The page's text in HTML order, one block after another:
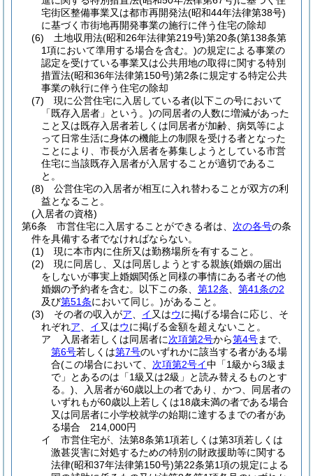
宅街区整備事業又は都市再開発法(昭和44年法律第38号)
に基づく市街地再開発事業の施行に伴う住宅の除却
(6)
土地収用法(昭和26年法律第219号)第20条(第138条第
1項において準用する場合を含む。)の規定による事業の
認定を受けている事業又は公共用地の取得に関する特別
措置法(昭和36年法律第150号)第2条に規定する特定公共
事業の執行に伴う住宅の除却
(7)
現に公営住宅に入居している者(以下この号において
「既存入居者」という。)の同居者の人数に増減があった
こと又は既存入居者若しくは同居者が加齢、病気等によ
って日常生活に身体の機能上の制限を受ける者となった
ことにより、市長が入居者を募集しようとしている市営
住宅に当該既存入居者が入居することが適切であるこ
と。
(8)
公営住宅の入居者が相互に入れ替わることが双方の利
益となること。
(入居者の資格)
第6条
市営住宅に入居することができる者は、 次の各号の条
件を具備する者でなければならない。
(1)
現に本市内に住所又は勤務場所を有すること。
(2)
現に同居し、又は同居しようとする親族(婚姻の届出
をしないが事実上婚姻関係と同様の事情にある者その他
婚姻の予約者を含む。以下この条、 第12条
第41条の2
及び第51条において同じ。)があること。
(3)
その者の収入がア イ 又はウに掲げる場合に応じ、そ
れぞれア イ 又はウに掲げる金額を超えないこと。
ア
入居者若しくは同居者に次項第2号から第4号まで、
第6号若しくは第7号のいずれかに該当する者がある場
合(この場合において、 次項第2号イ中「1級から3級ま
で」とあるのは「1級又は2級」と読み替えるものとす
る。) 、入居者が60歳以上の者であり、かつ、同居者の
いずれもが60歳以上若しくは18歳未満の者である場合
又は同居者に小学校就学の始期に達するまでの者があ
る場合 214,000円
イ
市営住宅が、法第8条第1項若しくは第3項若しくは
激甚災害に対処するための特別の財政援助等に関する
法律(昭和37年法律第150号)第22条第1項の規定による